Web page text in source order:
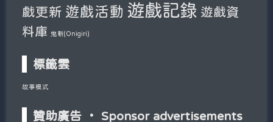
戲更新 遊戲活動 遊戲記錄 遊戲資
料庫
鬼斬(Onigiri)
標籤雲
故事模式
贊助廣告 ‧ Sponsor advertisements